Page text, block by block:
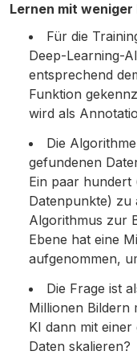
Lernen mit weniger
Für die
Deep-Learning-
entsprechend
Funktion
wird als
Die
gefundenen
Ein paar hundert
Datenpunkte) zu
Algorithmus zur
Ebene hat eine
aufgenommen,
Die Frage ist
Millionen Bildern
KI dann mit
Daten skalieren?